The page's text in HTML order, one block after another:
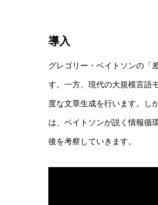
導入
グレゴリー・ベイトソンの「
す。一方、現代の大規模言語
度な文章生成を行います。し
は、ベイトソンが説く情報循
後を考察していきます。